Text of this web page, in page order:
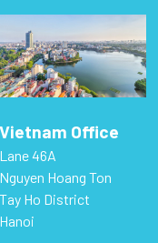
Vietnam Office
Lane 46A
Nguyen Hoang Ton
Tay Ho District
Hanoi